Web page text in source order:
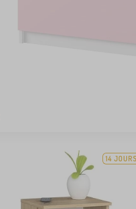
14 JOURS